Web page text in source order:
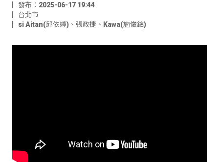
發布：2025-06-17 19:44
台北市
si Aitan(邱依婷) 、 張政捷 、 Kawa(施俊銘)